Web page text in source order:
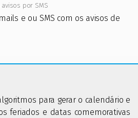
por SMS
e ou SMS com os avisos de
para gerar o calendário e
feriados e datas comemorativas